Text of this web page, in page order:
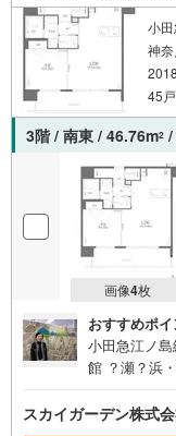
小
神
45
3階 / 南東 / 46.76m2
画像4枚
おすすめポイ
小田急江ノ
館 ？瀬？浜
せんか。ご連
スカイガーデン株式